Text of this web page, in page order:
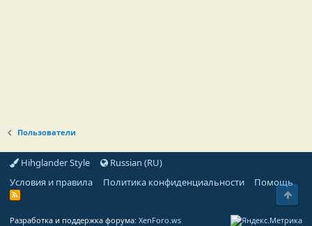
Пользователи
Hihglander Style
Russian (RU)
Условия и правила
Политика конфиденциальности Помощь
R
Разработка и поддержка форума: XenForo.ws